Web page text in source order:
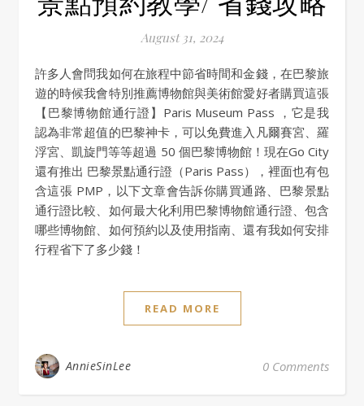
August 31, 2024
許多人會問我如何在旅程中節省時間和金錢，在巴黎旅
遊的時候我會特別推薦博物館與美術館愛好者購買這張
【巴黎博物館通行證】Paris Museum Pass ，它是我
認為非常超值的巴黎神卡，可以免費進入凡爾賽宮、羅
浮宮、凱旋門等等超過 50 個巴黎博物館！現在Go City
還有推出 巴黎景點通行證（Paris Pass），裡面也有包
含這張 PMP，以下文章會告訴你購買通路、巴黎景點
通行證比較、如何最大化利用巴黎博物館通行證、包含
哪些博物館、如何預約以及使用指南、還有我如何安排
行程省下了多少錢！
READ MORE
AnnieSinLee 0 Comments